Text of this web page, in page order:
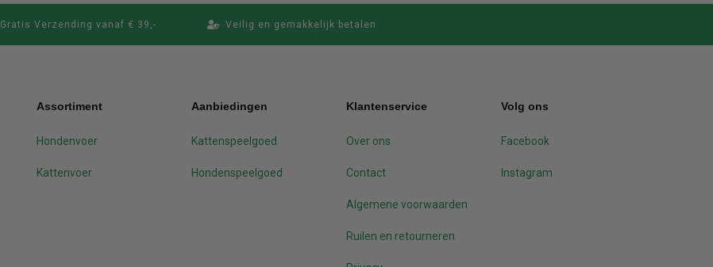
Gratis Verzending vanaf € 39,- Veilig en gemakkelijk betalen
Assortiment
Hondenvoer
Kattenvoer
Aanbiedingen
Kattenspeelgoed
Hondenspeelgoed
Klantenservice
Over ons
Contact
Algemene voorwaarden
Ruilen en retourneren
Volg ons
Facebook
Instagram